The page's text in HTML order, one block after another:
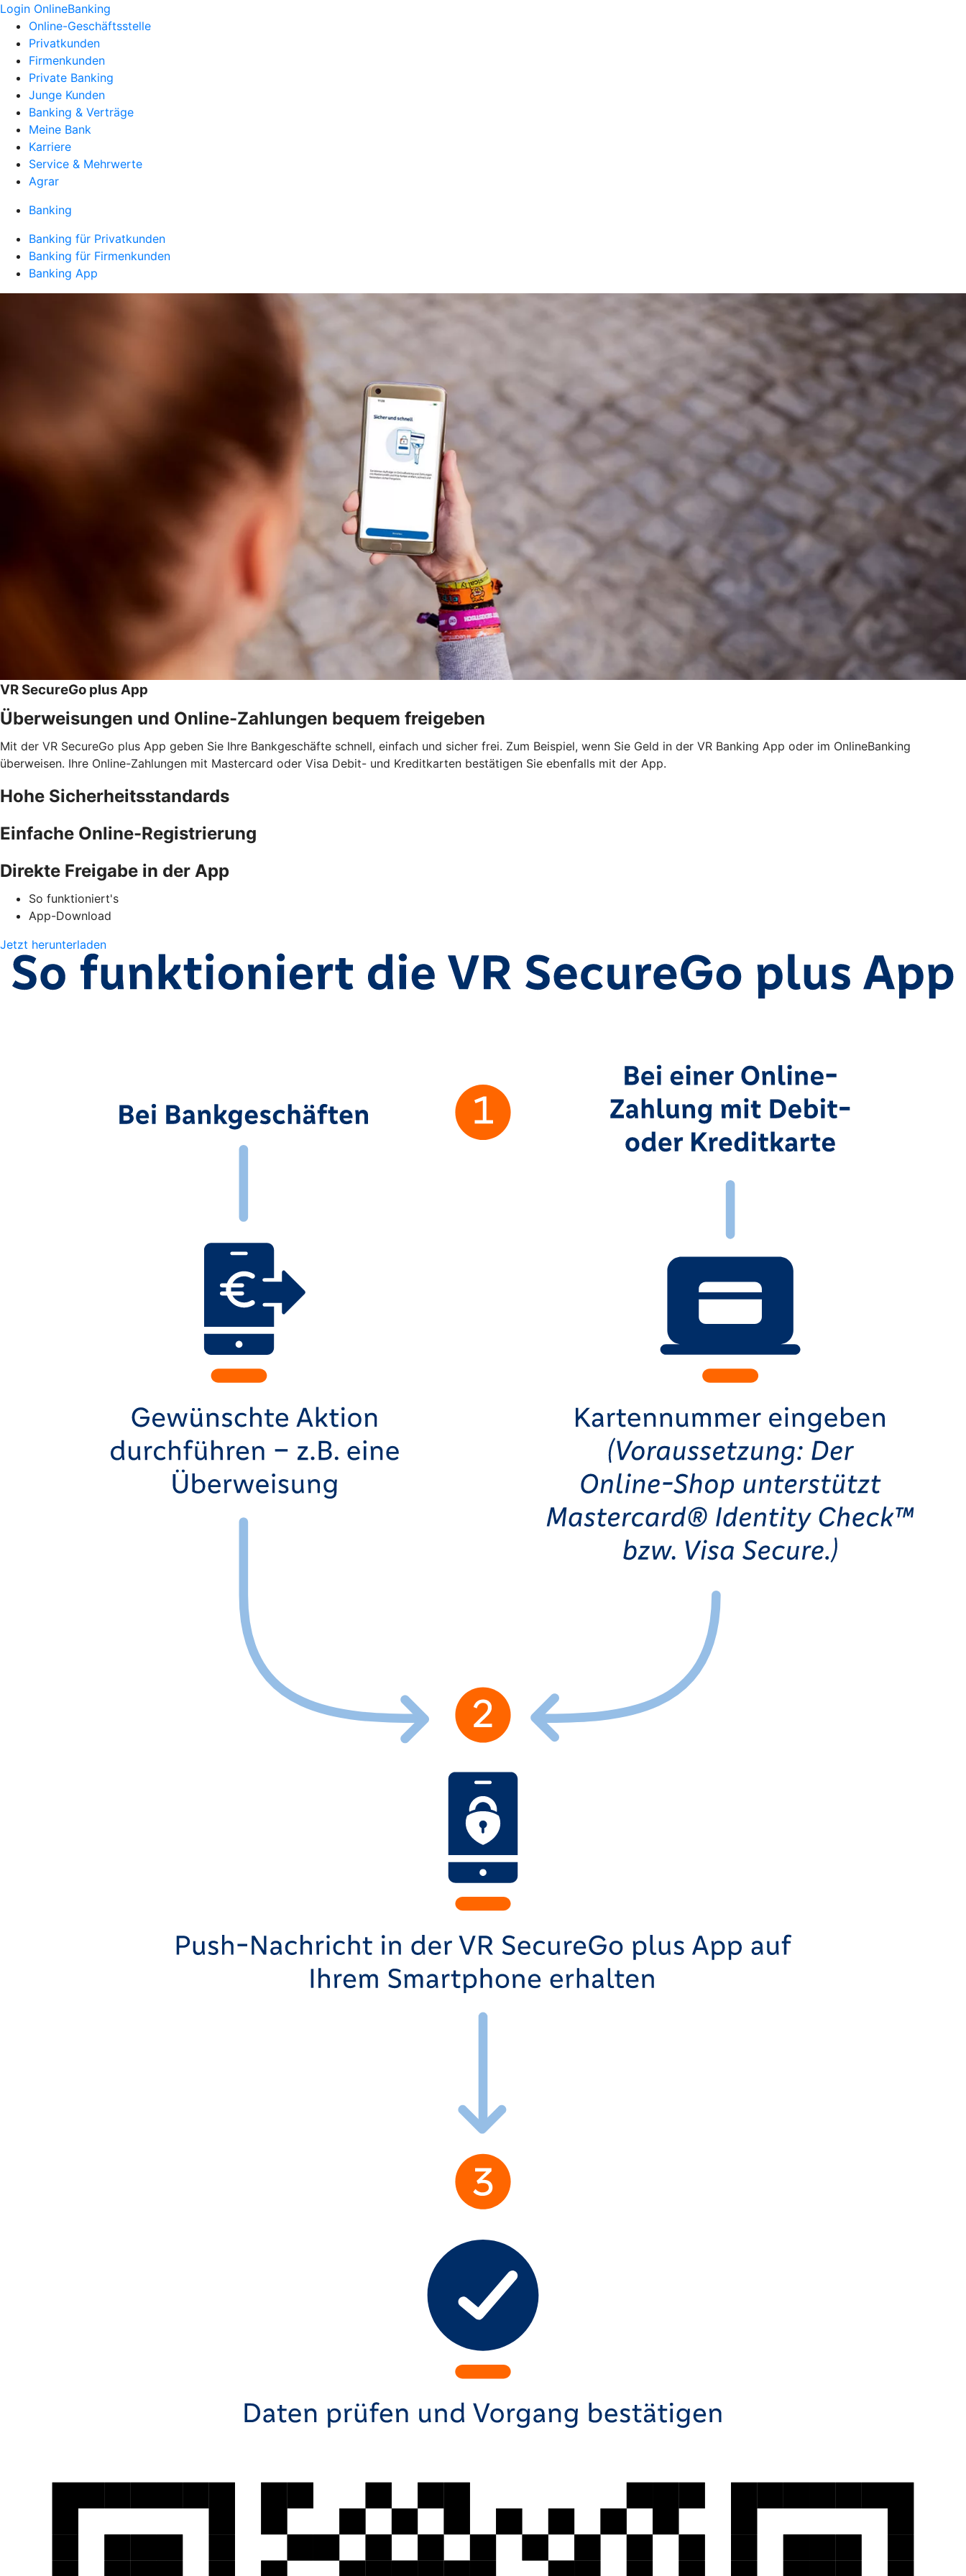
Login OnlineBanking
Online-Geschäftsstelle
Privatkunden
Firmenkunden
Private Banking
Junge Kunden
Banking & Verträge
Meine Bank
Karriere
Service & Mehrwerte
Agrar
Banking
Banking für Privatkunden
Banking für Firmenkunden
Banking App
VR SecureGo plus App
Überweisungen und Online-Zahlungen bequem freigeben
Mit der VR SecureGo plus App geben Sie Ihre Bankgeschäfte schnell, einfach und sicher frei. Zum Beispiel, wenn Sie Geld in der VR Banking App oder im OnlineBanking
überweisen. Ihre Online-Zahlungen mit Mastercard oder Visa Debit- und Kreditkarten bestätigen Sie ebenfalls mit der App.
Hohe Sicherheitsstandards
Einfache Online-Registrierung
Direkte Freigabe in der App
So funktioniert's
App-Download
Jetzt herunterladen